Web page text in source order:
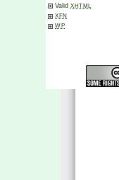
Valid XHTML
XFN
WP